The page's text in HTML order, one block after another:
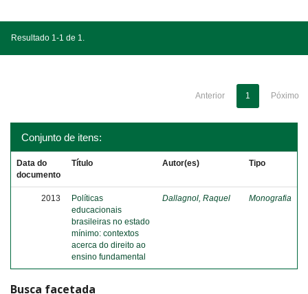
Resultado 1-1 de 1.
Anterior 1 Póximo
Conjunto de itens:
Data do
documento
Título Autor(es) Tipo
2013
Políticas
educacionais
brasileiras no estado
mínimo: contextos
acerca do direito ao
ensino fundamental
Dallagnol, Raquel Monografia
Busca facetada